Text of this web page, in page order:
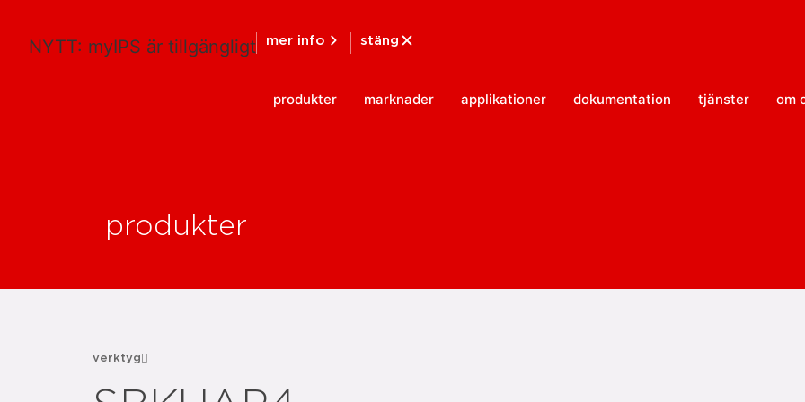
NYTT: myIPS är tillgängligt mer info stäng
produkter marknader applikationer dokumentation tjänster om
produkter
verktyg